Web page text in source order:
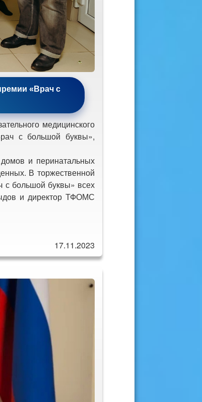
«Врач с
медицинского
с большой буквы»,
и перинатальных
В торжественной
с большой буквы» всех
и директор ТФОМС
17.11.2023